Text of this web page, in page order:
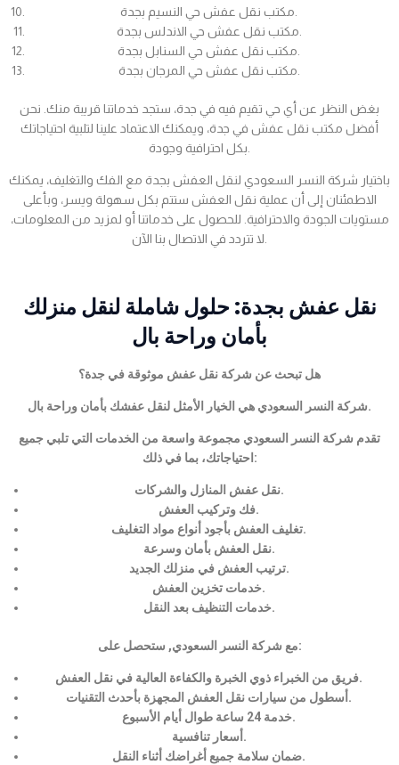
بغض النظر عن أي حي تقيم فيه في جدة، ستجد خدماتنا قريبة منك. نحن
أفضل مكتب نقل عفش في جدة، ويمكنك الاعتماد علينا لتلبية احتياجاتك
باختيار شركة النسر السعودي لنقل العفش بجدة مع الفك والتغليف، يمكنك
الاطمئنان إلى أن عملية نقل العفش ستتم بكل سهولة ويسر، وبأعلى
مستويات الجودة والاحترافية. للحصول على خدماتنا أو لمزيد من المعلومات،
نقل عفش بجدة: حلول شاملة لنقل منزلك
بأمان وراحة بال
هل تبحث عن شركة نقل عفش موثوقة في جدة؟
شركة النسر السعودي هي الخيار الأمثل لنقل عفشك بأمان وراحة بال.
تقدم شركة النسر السعودي مجموعة واسعة من الخدمات التي تلبي جميع
احتياجاتك، بما في ذلك:
نقل عفش المنازل والشركات.
فك وتركيب العفش.
تغليف العفش بأجود أنواع مواد التغليف.
نقل العفش بأمان وسرعة.
ترتيب العفش في منزلك الجديد.
خدمات تخزين العفش.
خدمات التنظيف بعد النقل.
مع شركة النسر السعودي, ستحصل على:
فريق من الخبراء ذوي الخبرة والكفاءة العالية في نقل العفش.
أسطول من سيارات نقل العفش المجهزة بأحدث التقنيات.
خدمة 24 ساعة طوال أيام الأسبوع.
أسعار تنافسية.
ضمان سلامة جميع أغراضك أثناء النقل.